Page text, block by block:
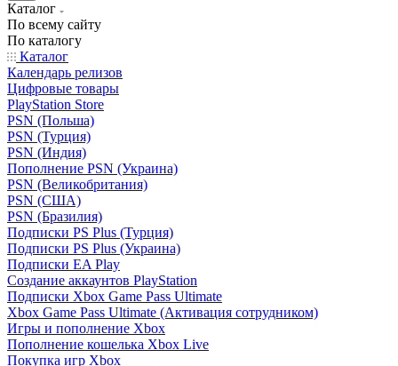
Каталог
По всему сайту
По каталогу
Каталог
Календарь релизов
Цифровые товары
PlayStation Store
PSN (Польша)
PSN (Турция)
PSN (Индия)
Пополнение PSN (Украина)
PSN (Великобритания)
PSN (США)
PSN (Бразилия)
Подписки PS Plus (Турция)
Подписки PS Plus (Украина)
Подписки EA Play
Создание аккаунтов PlayStation
Подписки Xbox Game Pass Ultimate
Xbox Game Pass Ultimate (Активация сотрудником)
Игры и пополнение Xbox
Пополнение кошелька Xbox Live
Покупка игр Xbox